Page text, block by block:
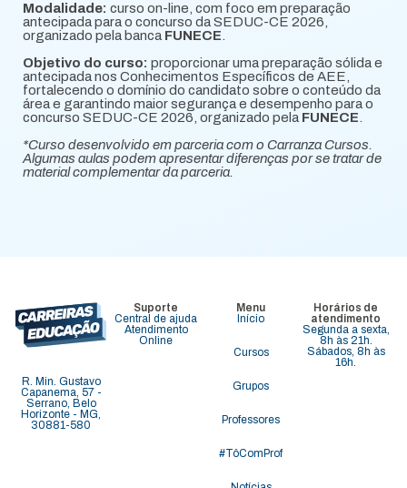
Modalidade: curso on-line, com foco em preparação
antecipada para o concurso da SEDUC-CE 2026,
organizado pela banca FUNECE.
Objetivo do curso: proporcionar uma preparação sólida e
antecipada nos Conhecimentos Específicos de AEE,
fortalecendo o domínio do candidato sobre o conteúdo da
área e garantindo maior segurança e desempenho para o
concurso SEDUC-CE 2026, organizado pela FUNECE.
*Curso desenvolvido em parceria com o Carranza Cursos.
Algumas aulas podem apresentar diferenças por se tratar de
material complementar da parceria.
R. Min. Gustavo
Capanema, 57 -
Serrano, Belo
Horizonte - MG,
30881-580
Suporte
Central de ajuda
Atendimento
Online
Menu
Início
Cursos
Grupos
Professores
#TôComProf
Horários de
atendimento
Segunda a sexta,
8h às 21h.
Sábados, 8h às
16h.